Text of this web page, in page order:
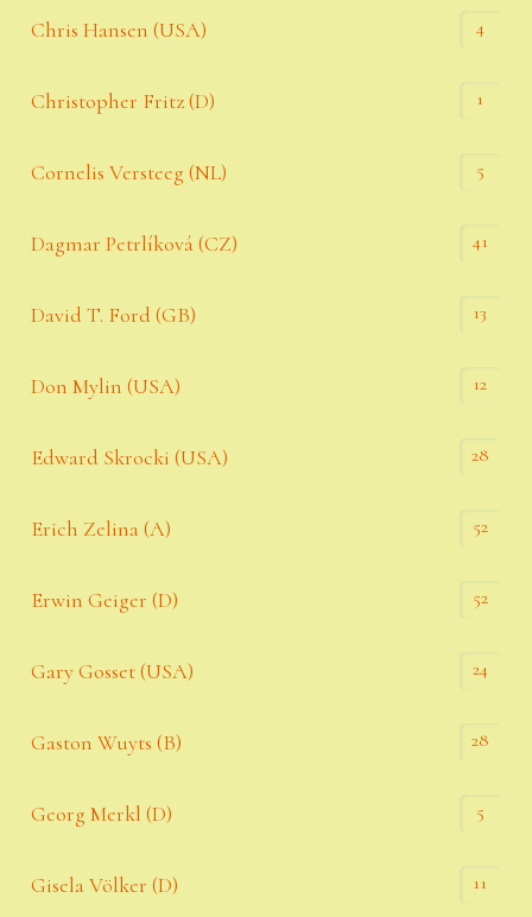
Chris Hansen (USA) 4
Christopher Fritz (D) 1
Cornelis Versteeg (NL) 5
Dagmar Petrlíková (CZ) 41
David T. Ford (GB) 13
Don Mylin (USA) 12
Edward Skrocki (USA) 28
Erich Zelina (A) 52
Erwin Geiger (D) 52
Gary Gosset (USA) 24
Gaston Wuyts (B) 28
Georg Merkl (D) 5
Gisela Völker (D) 11